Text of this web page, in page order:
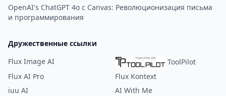
OpenAI's ChatGPT 4o с Canvas: Революционизация письма
и программирования
Дружественные ссылки
Flux Image AI
ToolPilot
Flux AI Pro
Flux Kontext
iuu AI
AI With Me